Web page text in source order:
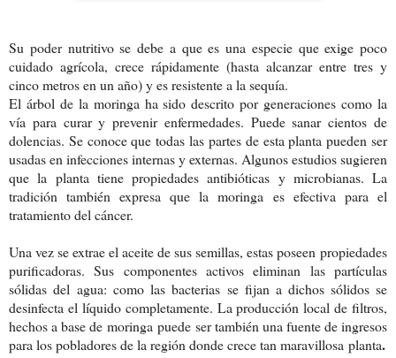
Su poder nutritivo se debe a que es una especie que exige poco
cuidado agrícola, crece rápidamente (hasta alcanzar entre tres y
cinco metros en un año) y es resistente a la sequía.
El árbol de la moringa ha sido descrito por generaciones como la
vía para curar y prevenir enfermedades. Puede sanar cientos de
dolencias. Se conoce que todas las partes de esta planta pueden ser
usadas en infecciones internas y externas. Algunos estudios sugieren
que la planta tiene propiedades antibióticas y microbianas. La
tradición también expresa que lamoringa es efectiva para el
tratamiento del cáncer.
Una vez se extrae el aceite de sus semillas, estas poseen propiedades
purificadoras. Sus componentes activos eliminan las partículas
sólidas del agua: como las bacterias se fijan a dichos sólidos se
desinfecta el líquido completamente. La producción local de filtros,
hechos a base demoringa puede ser también una fuente de ingresos
para los pobladores de la región donde crece tan maravillosa planta.